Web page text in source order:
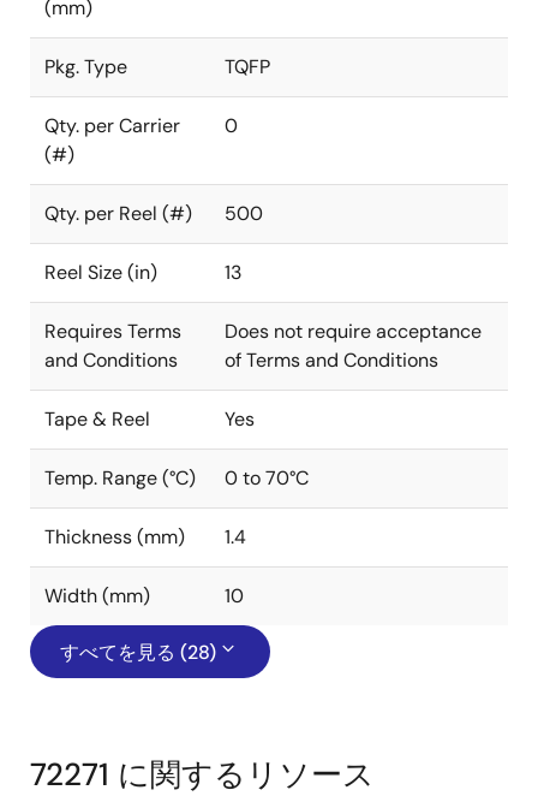
(mm)
Pkg. Type TQFP
Qty. per Carrier
(#)
0
Qty. per Reel (#) 500
Reel Size (in) 13
Requires Terms
and Conditions
Does not require acceptance
of Terms and Conditions
Tape & Reel Yes
Temp. Range (°C) 0 to 70°C
Thickness (mm) 1.4
Width (mm) 10
すべてを見る (28)
72271 に関するリソース